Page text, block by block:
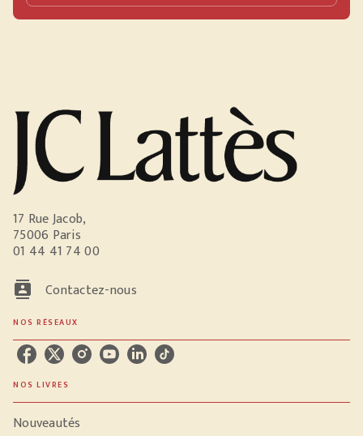
17 Rue Jacob,
75006 Paris
01 44 41 74 00
contacts Contactez-nous
NOS RÉSEAUX
NOS LIVRES
Nouveautés